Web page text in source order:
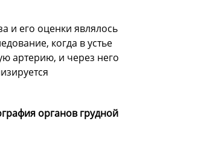
и его оценки являлось
когда в устье
артерию, и через него
органов грудной